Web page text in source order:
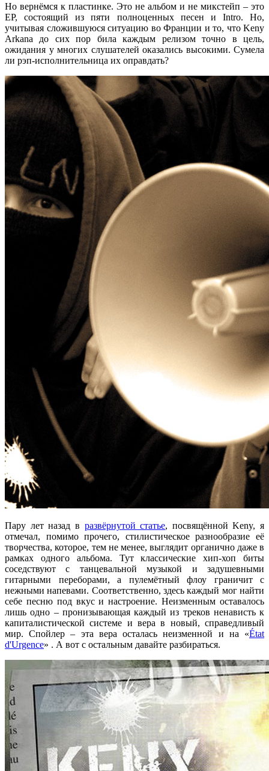
Но вернёмся к пластинке. Это не альбом и не микстейп – это
EP, состоящий из пяти полноценных песен и Intro. Но,
учитывая сложившуюся ситуацию во Франции и то, что Keny
Arkana до сих пор била каждым релизом точно в цель,
ожидания у многих слушателей оказались высокими. Сумела
ли рэп-исполнительница их оправдать?
Пару лет назад в развёрнутой статье, посвящённой Keny, я
отмечал, помимо прочего, стилистическое разнообразие её
творчества, которое, тем не менее, выглядит органично даже в
рамках одного альбома. Тут классические хип-хоп биты
соседствуют с танцевальной музыкой и задушевными
гитарными переборами, а пулемётный флоу граничит с
нежными напевами. Соответственно, здесь каждый мог найти
себе песню под вкус и настроение. Неизменным оставалось
лишь одно – пронизывающая каждый из треков ненависть к
капиталистической системе и вера в новый, справедливый
мир. Спойлер – эта вера осталась неизменной и на «État
d'Urgence» . А вот с остальным давайте разбираться.